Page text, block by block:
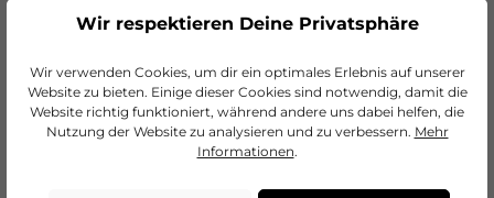
Wir respektieren Deine Privatsphäre
Wir verwenden Cookies, um dir ein optimales Erlebnis auf unserer
Website zu bieten. Einige dieser Cookies sind notwendig, damit die
Website richtig funktioniert, während andere uns dabei helfen, die
Nutzung der Website zu analysieren und zu verbessern. Mehr
Informationen.